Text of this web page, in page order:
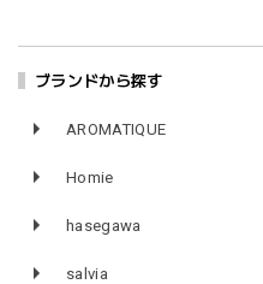
ブランドから探す
AROMATIQUE
Homie
hasegawa
salvia